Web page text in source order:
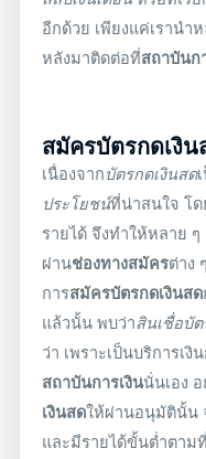
อีกด้วย เพียงแค่เรานำ
หลังมาติดต่อที่สถาบันก
สมัครบัตรกดเงิ
เนื่องจากบัตรกดเงินสด
ประโยชน์ที่น่าสนใจ โด
รายได้ จึงทำให้หลาย
ผ่านช่องทางสมัครต่าง
การสมัครบัตรกดเงินสด
แล้วนั้น พบว่าสินเชื่อบั
ว่า เพราะเป็นบริการเงิ
สถาบันการเงินนั่นเอง
เงินสดให้ผ่านอนุมัตินั้น
และมีรายได้ขั้นต่ำตามที่